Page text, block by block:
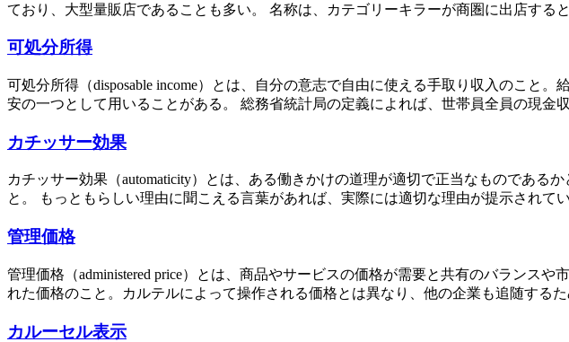
ており、大型量販店であることも多い。 名称は、カテゴリーキラーが商圏に出店す
可処分所得
可処分所得（disposable income）とは、自分の意志で自由に使える手取り収入のこと
安の一つとして用いることがある。 総務省統計局の定義によれば、世帯員全員の現
カチッサー効果
カチッサー効果（automaticity）とは、ある働きかけの道理が適切で正当なものであ
と。 もっともらしい理由に聞こえる言葉があれば、実際には適切な理由が提示され
管理価格
管理価格（administered price）とは、商品やサービスの価格が需要と共有のバランス
れた価格のこと。カルテルによって操作される価格とは異なり、他の企業も追随す
カルーセル表示